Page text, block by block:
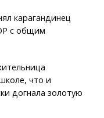
карагандинец
с общим
что и
догнала золотую